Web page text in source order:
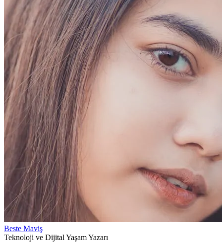
Beste Maviş
Teknoloji ve Dijital Yaşam Yazarı